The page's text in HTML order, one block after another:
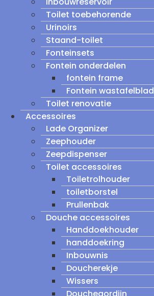
Toilet toebehorende
Urinoirs
Staand-toilet
Fonteinsets
Fontein onderdelen
fontein frame
Fontein wastafelblad
Toilet renovatie
Accessoires
Lade Organizer
Zeephouder
Zeepdispenser
Toilet accessoires
Toiletrolhouder
toiletborstel
Prullenbak
Douche accessoires
Handdoekhouder
handdoekring
Inbouwnis
Doucherekje
Wissers
Douchegordijn